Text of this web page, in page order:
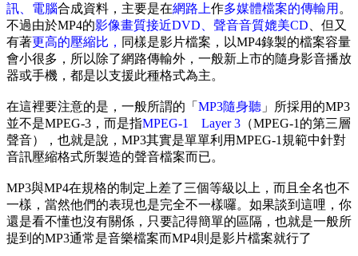
訊、電腦合成資料，主要是在網路上作多媒體檔案的傳輸用 。
不過由於MP4的影像畫質接近DVD、聲音音質媲美CD 、但又
有著更高的壓縮比， 同樣是影片檔案，以MP4錄製的檔案容量
會小很多，所以除了網路傳輸外，一般新上市的隨身影音播放
器或手機，都是以支援此種格式為主。
在這裡要注意的是，一般所謂的「 MP3隨身聽 」所採用的MP3
並不是MPEG-3，而是指MPEG-1 Layer 3 （MPEG-1的第三層
聲音），也就是說，MP3其實是單單利用MPEG-1規範中針對
音訊壓縮格式所製造的聲音檔案而已。
MP3與MP4在規格的制定上差了三個等級以上，而且全名也不
一樣，當然他們的表現也是完全不一樣囉。如果談到這哩，你
還是看不懂也沒有關係，只要記得簡單的區隔，也就是一般所
提到的MP3通常是音樂檔案而MP4則是影片檔案就行了